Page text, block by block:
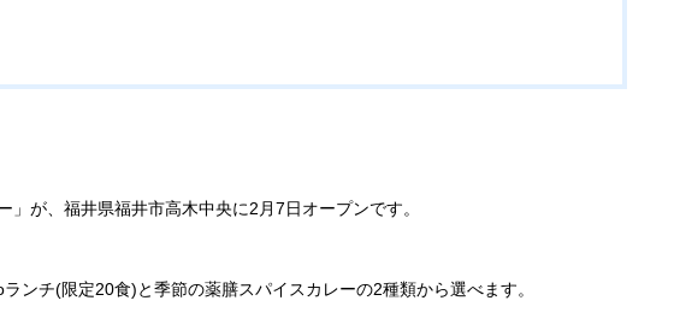
が、福井県福井市高木中央に2月7日オープンです。
ンチ(限定20食)と季節の薬膳スパイスカレーの2種類から選べます。